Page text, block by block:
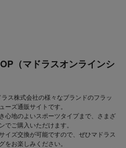
（マドラスオンラインシ
ス株式会社の様々なブランドのフラッ
ーズ通販サイトです。
心地のよいスポーツタイプまで、さまざ
でご購入いただけます。
イズ交換が可能ですので、ぜひマドラス
お楽しみください。